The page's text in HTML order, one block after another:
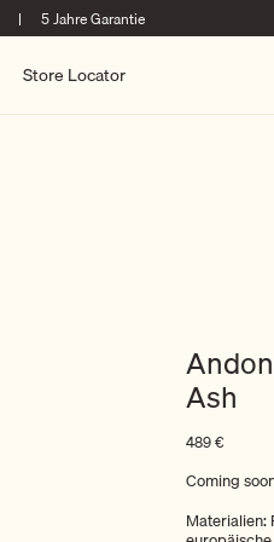
| 5 Jahre Garantie
Store Locator
Ash
489€
Coming
Materialien: